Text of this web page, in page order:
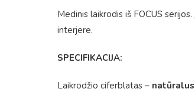
Medinis laikrodis iš FOCUS
interjere.
SPECIFIKACIJA:
Laikrodžio ciferblatas –